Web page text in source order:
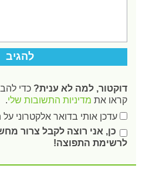
דוקטור, למה לא ענית? כדי
קראו את מדיניות התשובות שלי.
עדכן אותי בדואר אלקטרוני
כן, אני רוצה לקבל צרור
לרשימת התפוצה!